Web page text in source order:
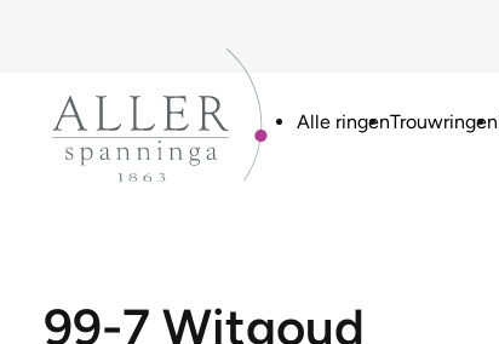
Alle ringenTrouwringen
99-7 Witgoud